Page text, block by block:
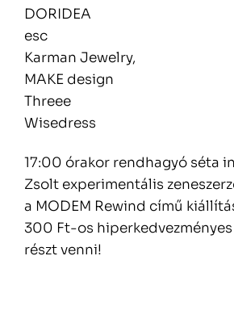
DORIDEA
esc
Karman Jewelry,
MAKE design
Threee
Wisedress
17:00 órakor rendhagyó séta
Zsolt experimentális
a MODEM Rewind című
300 Ft-os
részt venni!